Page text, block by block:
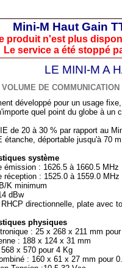
Mini-M Haut Gain
produit n'est plus
Le service a été stoppé
LE MINI-M A
DE COMMUNICATION
développé pour un usage
quel point du globe à un
de 20 à 30 % par rapport au
étanche, déportable jusqu'à 70 m
système
émission : 1626.5 à 1660.5 MHz
réception : 1525.0 à 1559.0 MHz
K minimum
dBw
directionnelle, plate avec
physiques
: 25 x 268 x 211 mm
: 188 x 124 x 31 mm
x 570 pour 4 Kg
: 160 x 61 x 27 mm pour